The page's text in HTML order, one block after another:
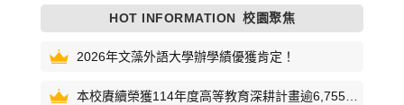
HOT INFORMATION 校園聚焦
2026年文藻外語大學辦學績優獲肯定！
本校賡續榮獲114年度高等教育深耕計畫逾6,755萬